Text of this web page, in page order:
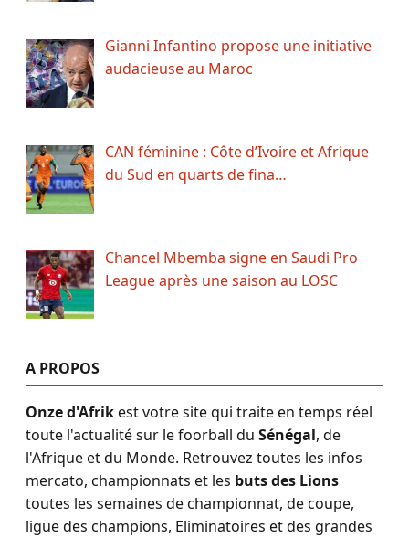
Gianni Infantino propose une initiative
audacieuse au Maroc
CAN féminine : Côte d’Ivoire et Afrique
du Sud en quarts de fina…
Chancel Mbemba signe en Saudi Pro
League après une saison au LOSC
A PROPOS
Onze d'Afrikest votre site qui traite en temps réel
toute l'actualité sur le foorball du Sénégal, de
l'Afrique et du Monde. Retrouvez toutes les infos
mercato, championnats et les buts des Lions
toutes les semaines de championnat, de coupe,
ligue des champions, Eliminatoires et des grandes